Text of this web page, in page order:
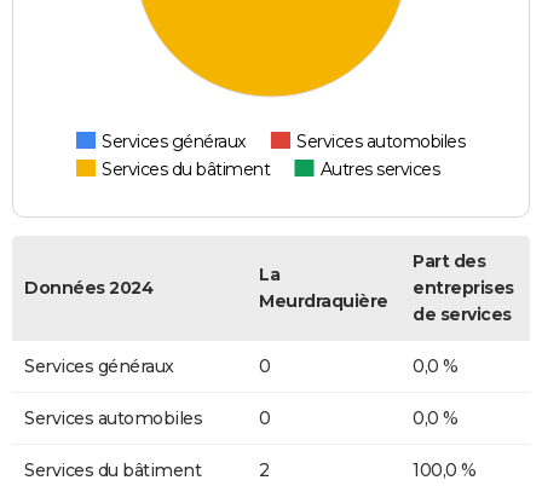
Services généraux
Services automobiles
Services du bâtiment
Autres services
Données 2024
La
Meurdraquière
Part des
entreprises
de services
Services généraux 0 0,0 %
Services automobiles 0 0,0 %
Services du bâtiment 2 100,0 %